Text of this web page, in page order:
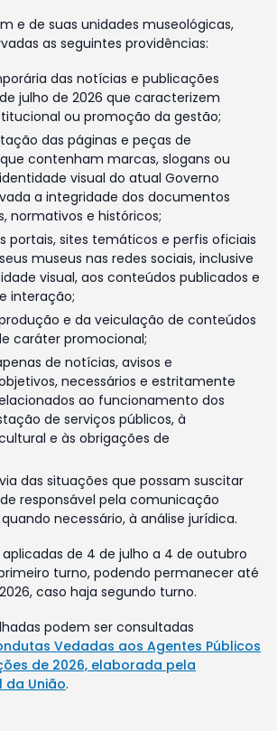
e de suas unidades museológicas,
as seguintes providências:
das notícias e publicações
julho de 2026 que caracterizem
ou promoção da gestão;
das páginas e peças de
contenham marcas, slogans ou
visual do atual Governo
a integridade dos documentos
normativos e históricos;
portais, sites temáticos e perfis oficiais
museus nas redes sociais, inclusive
visual, aos conteúdos publicados e
interação;
e da veiculação de conteúdos
caráter promocional;
de notícias, avisos e
necessários e estritamente
ao funcionamento dos
de serviços públicos, à
e às obrigações de
das situações que possam suscitar
responsável pela comunicação
necessário, à análise jurídica.
de 4 de julho a 4 de outubro
turno, podendo permanecer até
caso haja segundo turno.
podem ser consultadas
Vedadas aos Agentes Públicos
de 2026, elaborada pela
União.